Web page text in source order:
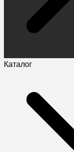
Каталог